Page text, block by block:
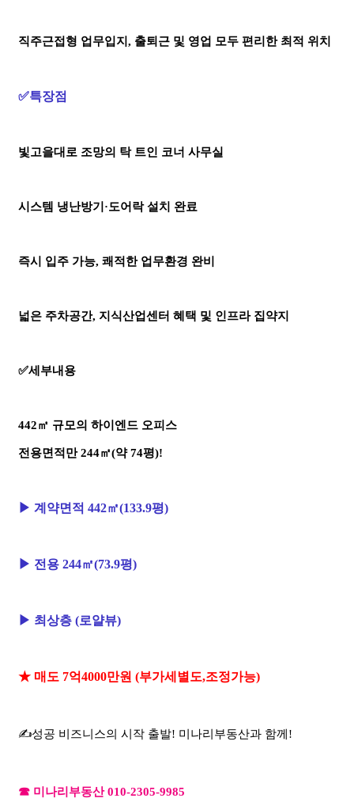
직주근접형 업무입지, 출퇴근 및 영업 모두 편리한 최적 위치
✅특장점
빛고을대로 조망의 탁 트인 코너 사무실
시스템 냉난방기·도어락 설치 완료
즉시 입주 가능, 쾌적한 업무환경 완비
넓은 주차공간, 지식산업센터 혜택 및 인프라 집약지
✅세부내용
442㎡ 규모의 하이엔드 오피스
전용면적만 244㎡(약 74평)!
▶ 계약면적 442㎡(133.9평)
▶ 전용 244㎡(73.9평)
▶ 최상층 (로얄뷰)
★ 매도 7억4000만원 (부가세별도,조정가능)
✍성공 비즈니스의 시작 출발! 미나리부동산과 함께!
☎ 미나리부동산 010-2305-9985